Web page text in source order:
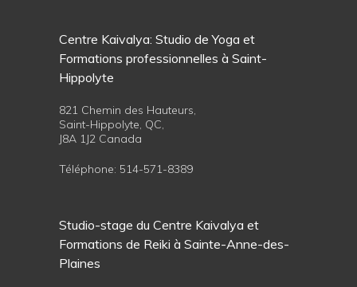
Centre Kaivalya: Studio de Yoga et
Formations professionnelles à Saint-
Hippolyte
821 Chemin des Hauteurs,
Saint-Hippolyte, QC,
J8A 1J2 Canada
Téléphone: 514-571-8389
Studio-stage du Centre Kaivalya et
Formations de Reiki à Sainte-Anne-des-
Plaines